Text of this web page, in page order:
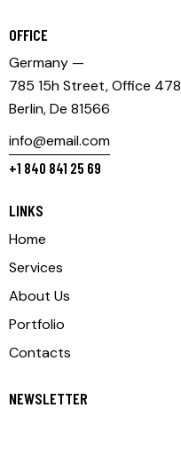
OFFICE
Germany —
785 15h Street, Office 478
Berlin, De 81566
info@email.com
+1 840 841 25 69
LINKS
Home
Services
About Us
Portfolio
Contacts
NEWSLETTER